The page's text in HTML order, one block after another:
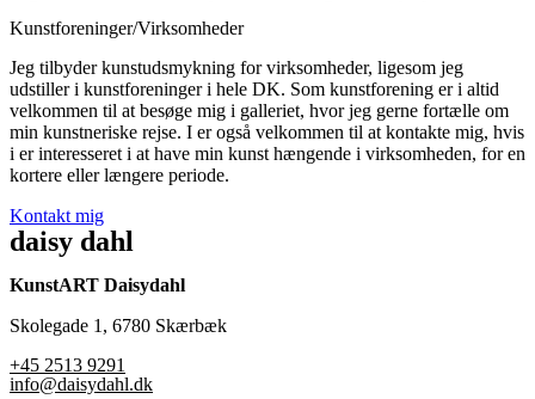
Kunstforeninger/Virksomheder
Jeg tilbyder kunstudsmykning for virksomheder, ligesom jeg
udstiller i kunstforeninger i hele DK. Som kunstforening er i altid
velkommen til at besøge mig i galleriet, hvor jeg gerne fortælle om
min kunstneriske rejse. I er også velkommen til at kontakte mig, hvis
i er interesseret i at have min kunst hængende i virksomheden, for en
kortere eller længere periode.
Kontakt mig
daisy dahl
KunstART Daisydahl
Skolegade 1, 6780 Skærbæk
+45 2513 9291
info@daisydahl.dk